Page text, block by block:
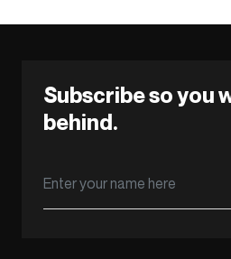
Subscribe so you
behind.